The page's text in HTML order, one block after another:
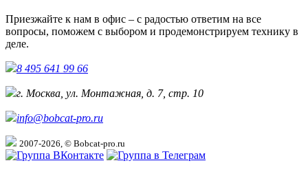
Приезжайте к нам в офис – с радостью ответим на все
вопросы, поможем с выбором и продемонстрируем технику в
деле.
8 495 641 99 66
г. Москва, ул. Монтажная, д. 7, стр. 10
info@bobcat-pro.ru
2007-2026, © Bobcat-pro.ru